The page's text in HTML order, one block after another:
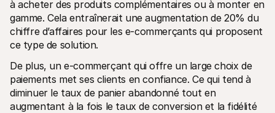
à acheter des produits complémentaires ou à monter en
gamme. Cela entraînerait une augmentation de 20% du
chiffre d’affaires pour les e-commerçants qui proposent
ce type de solution.
De plus, un e-commerçant qui offre un large choix de
paiements met ses clients en confiance. Ce qui tend à
diminuer le taux de panier abandonné tout en
augmentant à la fois le taux de conversion et la fidélité